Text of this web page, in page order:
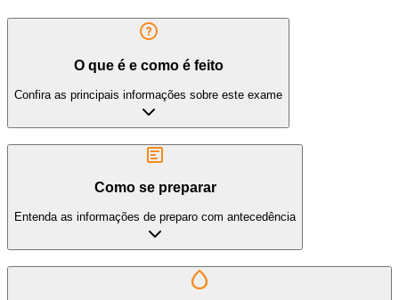
O que é e como é feito
Confira as principais informações sobre este exame
Como se preparar
Entenda as informações de preparo com antecedência